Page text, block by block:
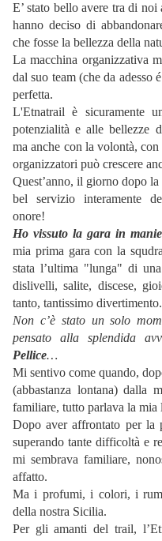
E’ stato bello avere tra di
hanno deciso di
che fosse la bellezza della
La macchina organizzativa
dal suo team (che da adesso
perfetta.
L'Etnatrail è sicuramente
potenzialità e alle bellezze
ma anche con la volontà,
organizzatori può crescere
Quest’anno, il giorno dopo
bel servizio interamente
onore!
Ho vissuto la gara in
mia prima gara con la
stata l’ultima "lunga" di
dislivelli, salite, discese,
tanto, tantissimo divertimento.
Non c’è stato un solo
pensato alla splendida
Pellice…
Mi sentivo come quando,
(abbastanza lontana) dalla
familiare, tutto parlava la
Dopo aver affrontato per
superando tante difficoltà e
mi sembrava familiare,
affatto.
Ma i profumi, i colori, i
della nostra Sicilia.
Per gli amanti del trail,